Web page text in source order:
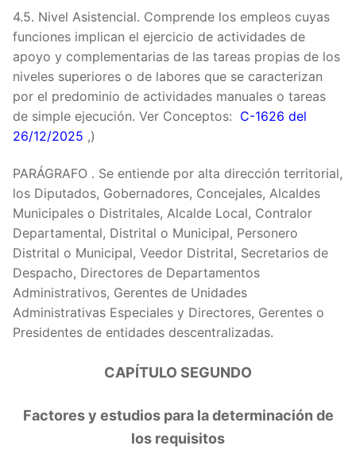
4.5. Nivel Asistencial. Comprende los empleos cuyas
funciones implican el ejercicio de actividades de
apoyo y complementarias de las tareas propias de los
niveles superiores o de labores que se caracterizan
por el predominio de actividades manuales o tareas
de simple ejecución. Ver Conceptos: C-1626 del
26/12/2025 ,)
PARÁGRAFO . Se entiende por alta dirección territorial,
los Diputados, Gobernadores, Concejales, Alcaldes
Municipales o Distritales, Alcalde Local, Contralor
Departamental, Distrital o Municipal, Personero
Distrital o Municipal, Veedor Distrital, Secretarios de
Despacho, Directores de Departamentos
Administrativos, Gerentes de Unidades
Administrativas Especiales y Directores, Gerentes o
Presidentes de entidades descentralizadas.
CAPÍTULO SEGUNDO
Factores y estudios para la determinación de
los requisitos